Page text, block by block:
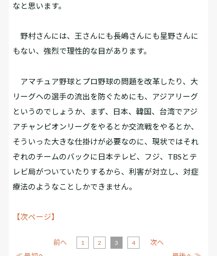
なと思います。
野村さんには、王さんにも長嶋さんにも星野さんに
もない、強烈で理性的な目があります。
アマチュア野球とプロ野球の問題を改革したり、大
リーグへの選手の流出を防ぐためにも、アジアリーグ
というのでしょうか、まず、日本、韓国、台湾でアジ
アチャンピオンリーグをやるとか交流戦をやるとか、
そういった大きな仕掛けが必要なのに、現状ではそれ
ぞれのチームのバックに日本テレビ、フジ、TBSとテ
レビ局がついていたりするから、利害が対立し、対症
療法のようなことしかできません。
【次ページ】
前へ 1 2 3 4
次へ